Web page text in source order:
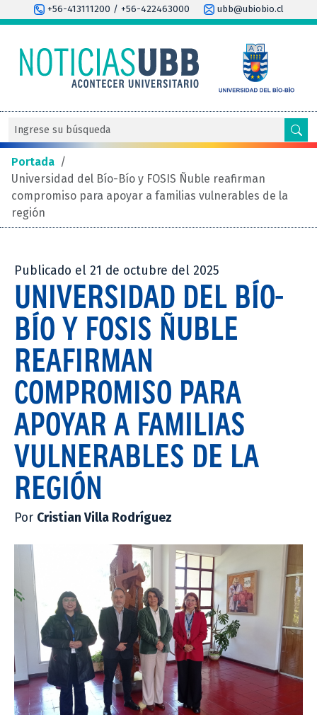
+56-413111200 / +56-422463000 ubb@ubiobio.cl
Portada /
Universidad del Bío-Bío y FOSIS Ñuble reafirman
compromiso para apoyar a familias vulnerables de la
región
Publicado el 21 de octubre del 2025
UNIVERSIDAD DEL BÍO-
BÍO Y FOSIS ÑUBLE
REAFIRMAN
COMPROMISO PARA
APOYAR A FAMILIAS
VULNERABLES DE LA
REGIÓN
Por Cristian Villa Rodríguez